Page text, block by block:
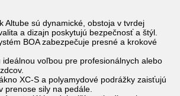
Altube sú dynamické, obstoja v tvrdej
a dizajn poskytujú bezpečnosť a štýl.
BOA zabezpečuje presné a krokové
ideálnou voľbou pre profesionálnych alebo
XC-S a polyamydové podrážky zaisťujú
prenose sily na pedále.